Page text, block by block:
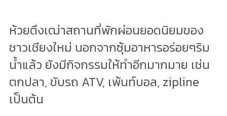
ห้วยตึงเฒ่าสถานที่พักผ่อนยอดนิยมของ
ชาวเชียงใหม่ นอกจากซุ้มอาหารอร่อยๆริม
น้ำแล้ว ยังมีกิจกรรมให้ทำอีกมากมาย เช่น
ตกปลา, ขับรถ ATV, เพ้นท์บอล, zipline
เป็นต้น